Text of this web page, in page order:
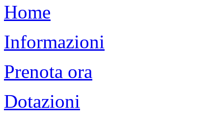
Home
Informazioni
Prenota ora
Dotazioni